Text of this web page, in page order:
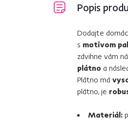
Popis
Dodajte
s motívom
zdvihne vám
plátno a
Plátno má
plátno, je
Materiál: